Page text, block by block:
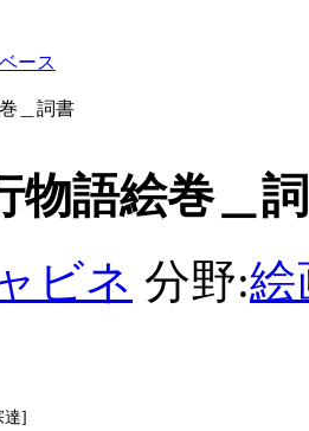
ース
＿詞書
物語絵巻＿
ビネ 分野:絵
達]